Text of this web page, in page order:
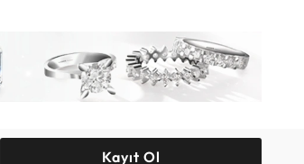
Kayıt Ol